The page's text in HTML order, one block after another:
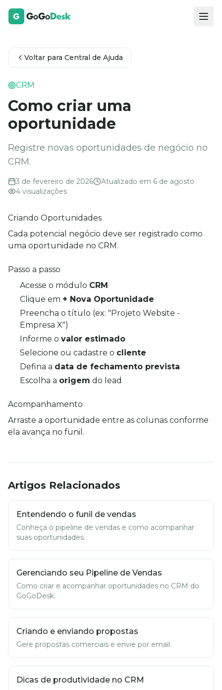
Voltar para Central de Ajuda
CRM
Como criar uma
oportunidade
Registre novas oportunidades de negócio no
CRM.
3 de fevereiro de 2026 Atualizado em 6 de agosto
4 visualizações
Criando Oportunidades
Cada potencial negócio deve ser registrado como
uma oportunidade no CRM.
Passo a passo
Acesse o módulo CRM
Clique em + Nova Oportunidade
Preencha o título (ex: "Projeto Website -
Empresa X")
Informe o valor estimado
Selecione ou cadastre o cliente
Defina a data de fechamento prevista
Escolha a origem do lead
Acompanhamento
Arraste a oportunidade entre as colunas conforme
ela avança no funil.
Artigos Relacionados
Entendendo o funil de vendas
Conheça o pipeline de vendas e como acompanhar
suas oportunidades.
Gerenciando seu Pipeline de Vendas
Como criar e acompanhar oportunidades no CRM do
GoGoDesk.
Criando e enviando propostas
Gere propostas comerciais e envie por email.
Dicas de produtividade no CRM